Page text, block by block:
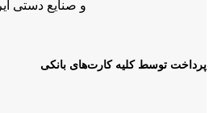
و صنایع دستی
پرداخت توسط کلیه کارت‌های بانکی